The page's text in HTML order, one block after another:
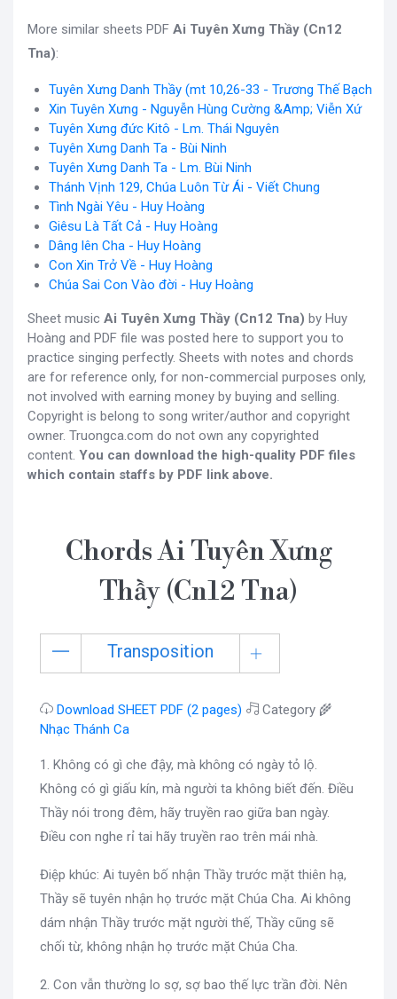
More similar sheets PDF Ai Tuyên Xưng Thầy (Cn12
Tna):
Tuyên Xưng Danh Thầy (mt 10,26-33 - Trương Thế Bạch
Xin Tuyên Xưng - Nguyễn Hùng Cường &Amp; Viễn Xứ
Tuyên Xưng đức Kitô - Lm. Thái Nguyên
Tuyên Xưng Danh Ta - Bùi Ninh
Tuyên Xưng Danh Ta - Lm. Bùi Ninh
Thánh Vịnh 129, Chúa Luôn Từ Ái - Viết Chung
Tình Ngài Yêu - Huy Hoàng
Giêsu Là Tất Cả - Huy Hoàng
Dâng lên Cha - Huy Hoàng
Con Xin Trở Về - Huy Hoàng
Chúa Sai Con Vào đời - Huy Hoàng
Sheet music Ai Tuyên Xưng Thầy (Cn12 Tna) by Huy
Hoàng and PDF file was posted here to support you to
practice singing perfectly. Sheets with notes and chords
are for reference only, for non-commercial purposes only,
not involved with earning money by buying and selling.
Copyright is belong to song writer/author and copyright
owner. Truongca.com do not own any copyrighted
content. You can download the high-quality PDF files
which contain staffs by PDF link above.
Chords Ai Tuyên Xưng
Thầy (Cn12 Tna)
Transposition
Download SHEET PDF (2 pages)
Category 🌾
Nhạc Thánh Ca
1. Không có gì che đậy, mà không có ngày tỏ lộ.
Không có gì giấu kín, mà người ta không biết đến. Điều
Thầy nói trong đêm, hãy truyền rao giữa ban ngày.
Điều con nghe rỉ tai hãy truyền rao trên mái nhà.
Điệp khúc: Ai tuyên bố nhận Thầy trước mặt thiên hạ,
Thầy sẽ tuyên nhận họ trước mặt Chúa Cha. Ai không
dám nhận Thầy trước mặt người thế, Thầy cũng sẽ
chối từ, không nhận họ trước mặt Chúa Cha.
2. Con vẫn thường lo sợ, sợ bao thế lực trần đời. Nên